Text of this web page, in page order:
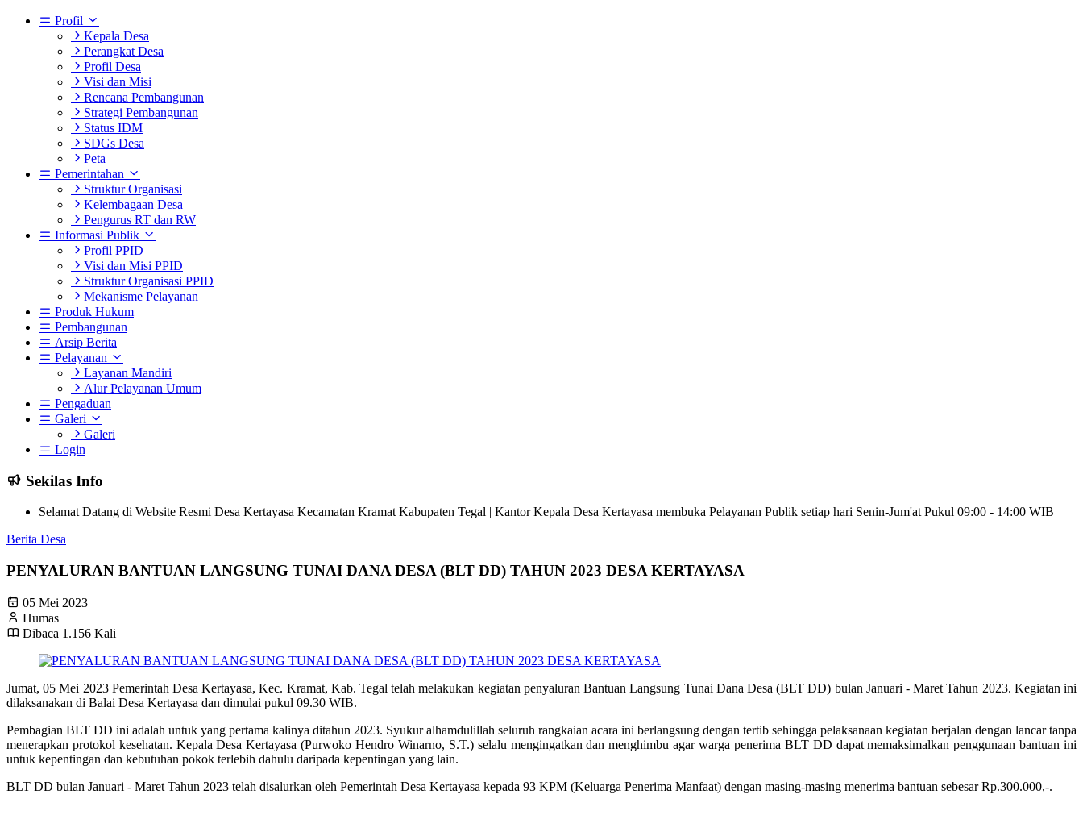
Profil
Kepala Desa
Perangkat Desa
Profil Desa
Visi dan Misi
Rencana Pembangunan
Strategi Pembangunan
Status IDM
SDGs Desa
Peta
Pemerintahan
Struktur Organisasi
Kelembagaan Desa
Pengurus RT dan RW
Informasi Publik
Profil PPID
Visi dan Misi PPID
Struktur Organisasi PPID
Mekanisme Pelayanan
Produk Hukum
Pembangunan
Arsip Berita
Pelayanan
Layanan Mandiri
Alur Pelayanan Umum
Pengaduan
Galeri
Galeri
Login
Sekilas Info
Selamat Datang di Website Resmi Desa Kertayasa Kecamatan Kramat Kabupaten Tegal | Kantor Kepala Desa Kertayasa membuka Pelayanan Publik setiap hari Senin-Jum'at Pukul 09:00 - 14:00 WIB
Berita Desa
PENYALURAN BANTUAN LANGSUNG TUNAI DANA DESA (BLT DD) TAHUN 2023 DESA KERTAYASA
05 Mei 2023
Humas
Dibaca 1.156 Kali
Jumat, 05 Mei 2023 Pemerintah Desa Kertayasa, Kec. Kramat, Kab. Tegal telah melakukan kegiatan penyaluran Bantuan Langsung Tunai Dana Desa (BLT DD) bulan Januari - Maret Tahun 2023. Kegiatan ini
dilaksanakan di Balai Desa Kertayasa dan dimulai pukul 09.30 WIB.
Pembagian BLT DD ini adalah untuk yang pertama kalinya ditahun 2023. Syukur alhamdulillah seluruh rangkaian acara ini berlangsung dengan tertib sehingga pelaksanaan kegiatan berjalan dengan lancar tanpa
menerapkan protokol kesehatan. Kepala Desa Kertayasa (Purwoko Hendro Winarno, S.T.) selalu mengingatkan dan menghimbu agar warga penerima BLT DD dapat memaksimalkan penggunaan bantuan ini
untuk kepentingan dan kebutuhan pokok terlebih dahulu daripada kepentingan yang lain.
BLT DD bulan Januari - Maret Tahun 2023 telah disalurkan oleh Pemerintah Desa Kertayasa kepada 93 KPM (Keluarga Penerima Manfaat) dengan masing-masing menerima bantuan sebesar Rp.300.000,-.